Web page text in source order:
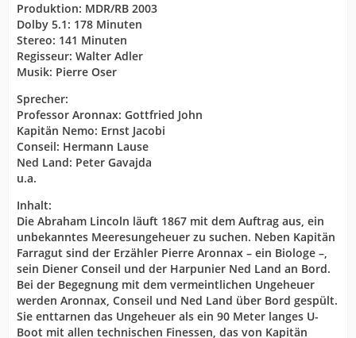
Produktion: MDR/RB 2003
Dolby 5.1: 178 Minuten
Stereo: 141 Minuten
Regisseur: Walter Adler
Musik: Pierre Oser
Sprecher:
Professor Aronnax: Gottfried John
Kapitän Nemo: Ernst Jacobi
Conseil: Hermann Lause
Ned Land: Peter Gavajda
u.a.
Inhalt:
Die Abraham Lincoln läuft 1867 mit dem Auftrag aus, ein
unbekanntes Meeresungeheuer zu suchen. Neben Kapitän
Farragut sind der Erzähler Pierre Aronnax – ein Biologe –,
sein Diener Conseil und der Harpunier Ned Land an Bord.
Bei der Begegnung mit dem vermeintlichen Ungeheuer
werden Aronnax, Conseil und Ned Land über Bord gespült.
Sie enttarnen das Ungeheuer als ein 90 Meter langes U-
Boot mit allen technischen Finessen, das von Kapitän